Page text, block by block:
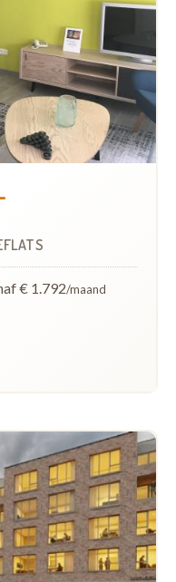
€ 1.792/maand